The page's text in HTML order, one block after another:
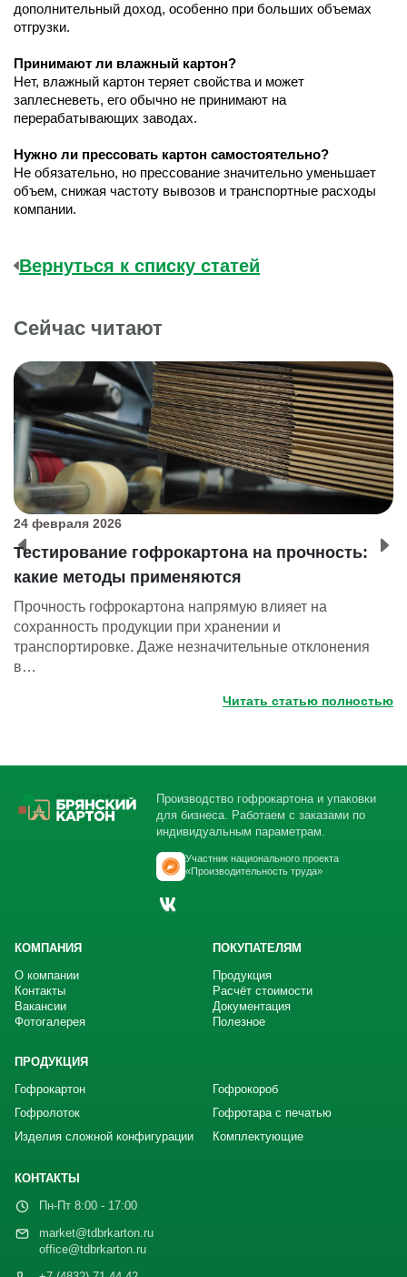
дополнительный доход, особенно при больших объемах
отгрузки.
Принимают ли влажный картон?
Нет, влажный картон теряет свойства и может
заплесневеть, его обычно не принимают на
перерабатывающих заводах.
Нужно ли прессовать картон самостоятельно?
Не обязательно, но прессование значительно уменьшает
объем, снижая частоту вывозов и транспортные расходы
компании.
Вернуться к списку статей
Сейчас читают
24 февраля 2026
Тестирование гофрокартона на прочность:
какие методы применяются
Прочность гофрокартона напрямую влияет на
сохранность продукции при хранении и
транспортировке. Даже незначительные отклонения
в…
Читать статью полностью
Производство гофрокартона и упаковки
для бизнеса. Работаем с заказами по
индивидуальным параметрам.
Участник национального проекта
«Производительность труда»
КОМПАНИЯ
О компании
Контакты
Вакансии
Фотогалерея
ПОКУПАТЕЛЯМ
Продукция
Расчёт стоимости
Документация
Полезное
ПРОДУКЦИЯ
Гофрокартон
Гофрокороб
Гофролоток
Гофротара с печатью
Изделия сложной конфигурации
Комплектующие
КОНТАКТЫ
Пн-Пт 8:00 - 17:00
market@tdbrkarton.ru
office@tdbrkarton.ru